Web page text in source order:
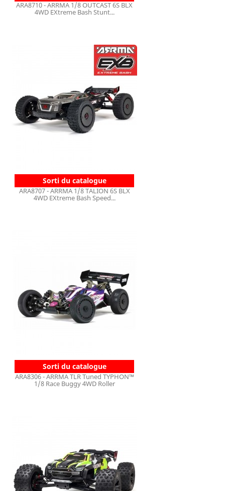
ARA8710 - ARRMA 1/8 OUTCAST 6S BLX
4WD EXtreme Bash Stunt...
Sorti du catalogue
ARA8707 - ARRMA 1/8 TALION 6S BLX
4WD EXtreme Bash Speed...
Sorti du catalogue
ARA8306 - ARRMA TLR Tuned TYPHON™
1/8 Race Buggy 4WD Roller